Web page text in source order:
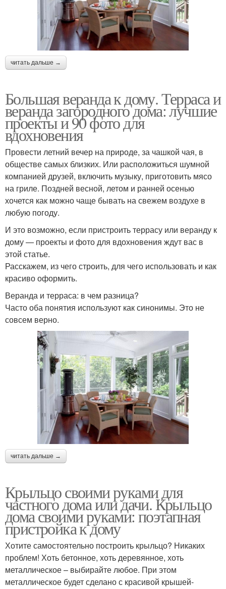
читать дальше →
Большая веранда к дому. Терраса и
веранда загородного дома: лучшие
проекты и 90 фото для
вдохновения
Провести летний вечер на природе, за чашкой чая, в
обществе самых близких. Или расположиться шумной
компанией друзей, включить музыку, приготовить мясо
на гриле. Поздней весной, летом и ранней осенью
хочется как можно чаще бывать на свежем воздухе в
любую погоду.
И это возможно, если пристроить террасу или веранду к
дому — проекты и фото для вдохновения ждут вас в
этой статье.
Расскажем, из чего строить, для чего использовать и как
красиво оформить.
Веранда и терраса: в чем разница?
Часто оба понятия используют как синонимы. Это не
совсем верно.
читать дальше →
Крыльцо своими руками для
частного дома или дачи. Крыльцо
дома своими руками: поэтапная
пристройка к дому
Хотите самостоятельно построить крыльцо? Никаких
проблем! Хоть бетонное, хоть деревянное, хоть
металлическое – выбирайте любое. При этом
металлическое будет сделано с красивой крышей-